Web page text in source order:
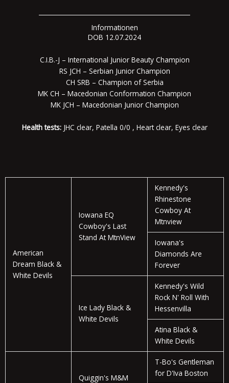
Informationen
DOB 12.07.2024
C.I.B.-J – International Junior Beauty Champion
RS JCH – Serbian Junior Champion
CH SRB – Champion of Serbia
MK CH – Macedonian Conformation Champion
MK JCH – Macedonian Junior Champion
Health tests:JHC clear, Patella 0/0 , Heart clear, Eyes clear
American
Dream Black &
White Devils
Iowana EQ
Cowboy's Last
Stand At MtnView
Kennedy's
Rhinestone
Cowboy At
Mtnview
Iowana's
Diamonds Are
Forever
Ice Lady Black &
White Devils
Kennedy's Wild
Rock N' Roll With
Hessenvilla
Atina Black &
White Devils
Quiggin's M&M
T-Bo's Gentleman
for D'Iva Boston